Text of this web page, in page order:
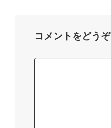
コメントをどうぞ